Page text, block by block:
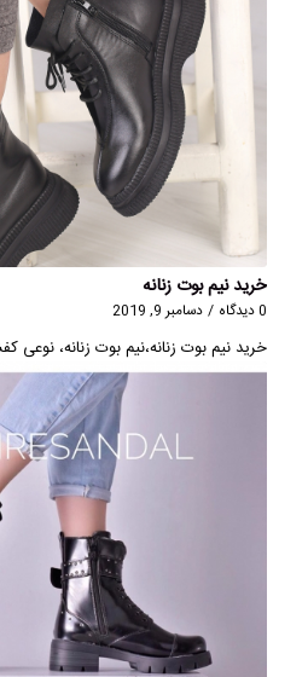
خرید نیم بوت زنانه
0 دیدگاه / دسامبر 9, 2019
خرید نیم بوت زنانه،نیم بوت زنانه،